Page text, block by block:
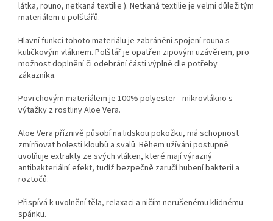
látka, rouno, netkaná textilie ). Netkaná textilie je velmi důležitým
materiálem u polštářů.
Hlavní funkcí tohoto materiálu je zabránění spojení rouna s
kuličkovým vláknem. Polštář je opatřen zipovým uzávěrem, pro
možnost doplnění či odebrání části výplně dle potřeby
zákazníka.
Povrchovým materiálem je 100% polyester - mikrovlákno s
výtažky z rostliny Aloe Vera.
Aloe Vera příznivě působí na lidskou pokožku, má schopnost
zmírňovat bolesti kloubů a svalů. Během užívání postupně
uvolňuje extrakty ze svých vláken, které mají výrazný
antibakteriální efekt, tudíž bezpečně zaručí hubení bakterií a
roztočů.
Přispívá k uvolnění těla, relaxaci a ničím nerušenému klidnému
spánku.